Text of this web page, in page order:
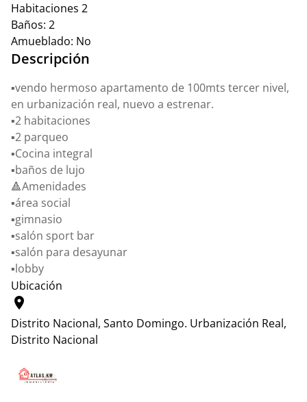
Habitaciones 2
Baños: 2
Amueblado: No
Descripción
▪️vendo hermoso apartamento de 100mts tercer nivel,
en urbanización real, nuevo a estrenar.
▪️2 habitaciones
▪️2 parqueo
▪️Cocina integral
▪️baños de lujo
🔺Amenidades
▪️área social
▪️gimnasio
▪️salón sport bar
▪️salón para desayunar
▪️lobby
Ubicación
location_on
Distrito Nacional, Santo Domingo. Urbanización Real,
Distrito Nacional
+
−